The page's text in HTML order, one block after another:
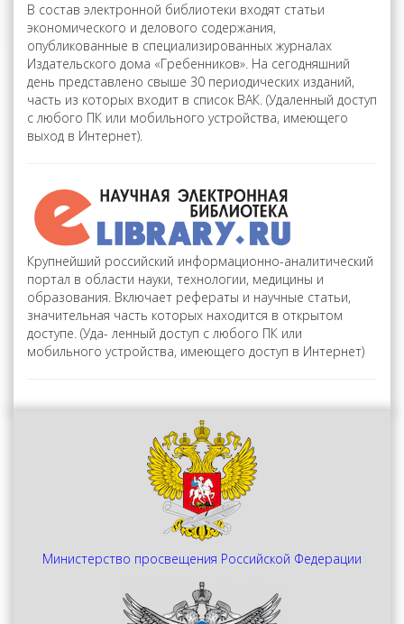
В состав электронной библиотеки входят статьи
экономического и делового содержания,
опубликованные в специализированных журналах
Издательского дома «Гребенников». На сегодняшний
день представлено свыше 30 периодических изданий,
часть из которых входит в список ВАК. (Удаленный доступ
с любого ПК или мобильного устройства, имеющего
выход в Интернет).
Крупнейший российский информационно-аналитический
портал в области науки, технологии, медицины и
образования. Включает рефераты и научные статьи,
значительная часть которых находится в открытом
доступе. (Уда- ленный доступ с любого ПК или
мобильного устройства, имеющего доступ в Интернет)
Министерство просвещения Российской Федерации